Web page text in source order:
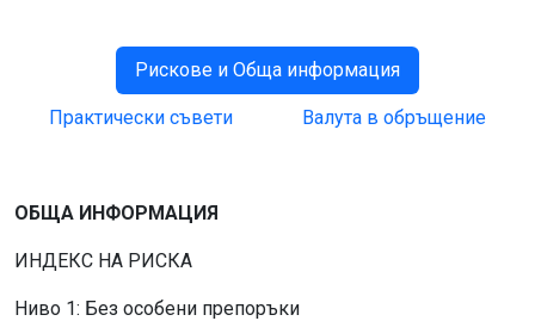
Рискове и Обща информация
Практически съвети Валута в обръщение
ОБЩА ИНФОРМАЦИЯ
ИНДЕКС НА РИСКА
Ниво 1: Без особени препоръки